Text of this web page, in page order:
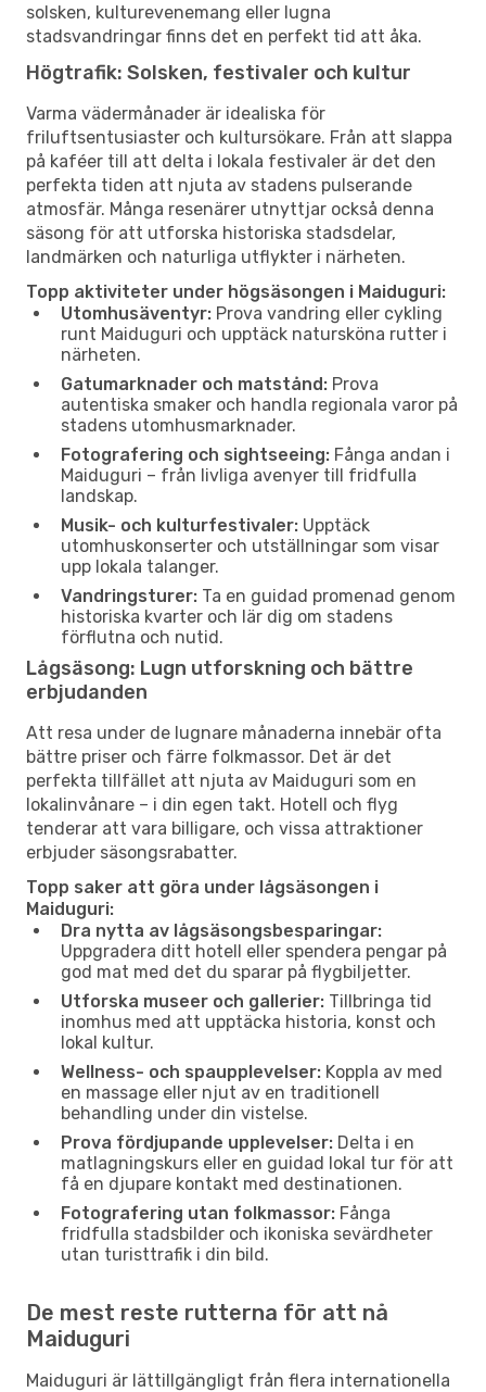
solsken, kulturevenemang eller lugna
stadsvandringar finns det en perfekt tid att åka.
Högtrafik: Solsken, festivaler och kultur
Varma vädermånader är idealiska för
friluftsentusiaster och kultursökare. Från att slappa
på kaféer till att delta i lokala festivaler är det den
perfekta tiden att njuta av stadens pulserande
atmosfär. Många resenärer utnyttjar också denna
säsong för att utforska historiska stadsdelar,
landmärken och naturliga utflykter i närheten.
Topp aktiviteter under högsäsongen i Maiduguri:
Utomhusäventyr: Prova vandring eller cykling
runt Maiduguri och upptäck natursköna rutter i
närheten.
Gatumarknader och matstånd: Prova
autentiska smaker och handla regionala varor på
stadens utomhusmarknader.
Fotografering och sightseeing: Fånga andan i
Maiduguri – från livliga avenyer till fridfulla
landskap.
Musik- och kulturfestivaler: Upptäck
utomhuskonserter och utställningar som visar
upp lokala talanger.
Vandringsturer: Ta en guidad promenad genom
historiska kvarter och lär dig om stadens
förflutna och nutid.
Lågsäsong: Lugn utforskning och bättre
erbjudanden
Att resa under de lugnare månaderna innebär ofta
bättre priser och färre folkmassor. Det är det
perfekta tillfället att njuta av Maiduguri som en
lokalinvånare – i din egen takt. Hotell och flyg
tenderar att vara billigare, och vissa attraktioner
erbjuder säsongsrabatter.
Topp saker att göra under lågsäsongen i
Maiduguri:
Dra nytta av lågsäsongsbesparingar:
Uppgradera ditt hotell eller spendera pengar på
god mat med det du sparar på flygbiljetter.
Utforska museer och gallerier: Tillbringa tid
inomhus med att upptäcka historia, konst och
lokal kultur.
Wellness- och spaupplevelser: Koppla av med
en massage eller njut av en traditionell
behandling under din vistelse.
Prova fördjupande upplevelser: Delta i en
matlagningskurs eller en guidad lokal tur för att
få en djupare kontakt med destinationen.
Fotografering utan folkmassor: Fånga
fridfulla stadsbilder och ikoniska sevärdheter
utan turisttrafik i din bild.
De mest reste rutterna för att nå
Maiduguri
Maiduguri är lättillgängligt från flera internationella